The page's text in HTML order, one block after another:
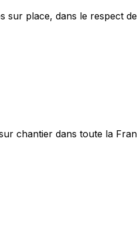
sur place, dans le respect
chantier dans toute la